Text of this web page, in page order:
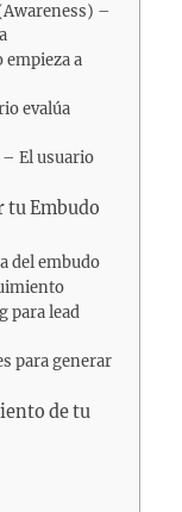
–
a
evalúa
El usuario
tu Embudo
del embudo
para lead
para generar
de tu